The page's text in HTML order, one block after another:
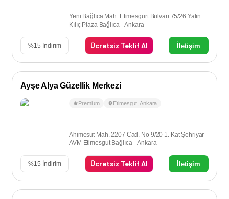
Yeni Bağlıca Mah. Etimesgurt Bulvarı 75/26 Yalın
Kılıç Plaza Bağlıca - Ankara
%15 İndirim Ücretsiz Teklif Al İletişim
Ayşe Alya Güzellik Merkezi
Premium Etimesgut ,Ankara
Ahimesut Mah. 2207 Cad. No 9/20 1. Kat Şehriyar
AVM Etimesgut Bağlıca - Ankara
%15 İndirim Ücretsiz Teklif Al İletişim